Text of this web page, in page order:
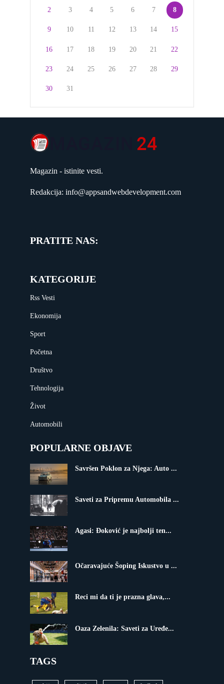
2 3 4 5 6 7 8
9 10 11 12 13 14 15
16 17 18 19 20 21 22
23 24 25 26 27 28 29
30 31
Magazin - istinite vesti.
Redakcija: info@appsandwebdevelopment.com
PRATITE NAS:
KATEGORIJE
Rss Vesti
Ekonomija
Sport
Početna
Društvo
Tehnologija
Život
Automobili
POPULARNE OBJAVE
Savršen Poklon za Njega: Auto ...
Saveti za Pripremu Automobila ...
Agasi: Đoković je najbolji ten...
Očaravajuće Šoping Iskustvo u ...
Reci mi da ti je prazna glava,...
Oaza Zelenila: Saveti za Uređe...
TAGS